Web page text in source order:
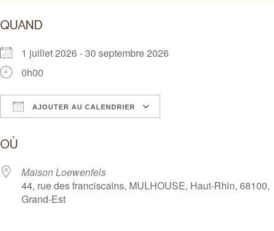
QUAND
1 juillet 2026 - 30 septembre 2026
0h00
AJOUTER AU CALENDRIER
OÙ
Maison Loewenfels
44, rue des franciscains, MULHOUSE, Haut-Rhin, 68100,
Grand-Est